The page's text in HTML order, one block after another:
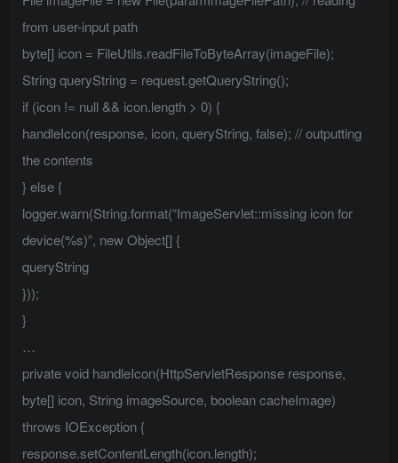
from user-input path
byte[] icon = FileUtils.readFileToByteArray(imageFile);
String queryString = request.getQueryString();
if (icon != null && icon.length > 0) {
handleIcon(response, icon, queryString, false); // outputting
the contents
} else {
logger.warn(String.format(“ImageServlet::missing icon for
device(%s)”, new Object[] {
queryString
}));
}
…
private void handleIcon(HttpServletResponse response,
byte[] icon, String imageSource, boolean cacheImage)
throws IOException {
response.setContentLength(icon.length);